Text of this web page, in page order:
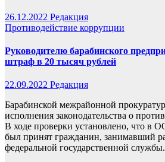
26.12.2022 Редакция
Противодействие коррупции
Руководителю барабинского
штраф в 20 тысяч рублей
22.09.2022 Редакция
Барабинской межрайонной
исполнения законодательства о
В ходе проверки установлено, что в
был принят гражданин, занимавший
федеральной государственной